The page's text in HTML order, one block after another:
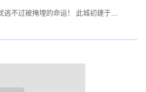
掩埋的命运！ 此城初建于汉
琢磨不透的是那些布满城墙，镂空如